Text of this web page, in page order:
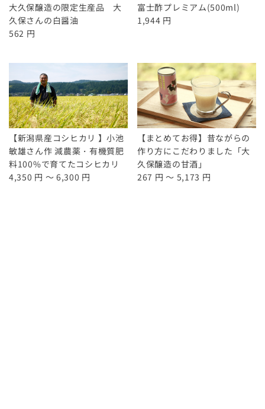
大久保醸造の限定生産品 大
久保さんの白醤油
562 円
富士酢プレミアム(500ml)
1,944 円
【新潟県産コシヒカリ 】小池
敏雄さん作 減農薬・有機質肥
料100%で育てたコシヒカリ
4,350 円 ～ 6,300 円
【まとめてお得】昔ながらの
作り方にこだわりました「大
久保醸造の甘酒」
267 円 ～ 5,173 円